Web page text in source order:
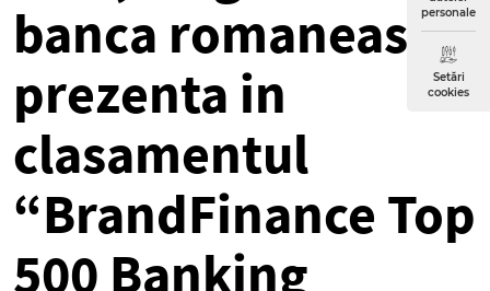
personale
Setări
cookies
banca romaneasca
prezenta in
clasamentul
“BrandFinance Top
500 Banking